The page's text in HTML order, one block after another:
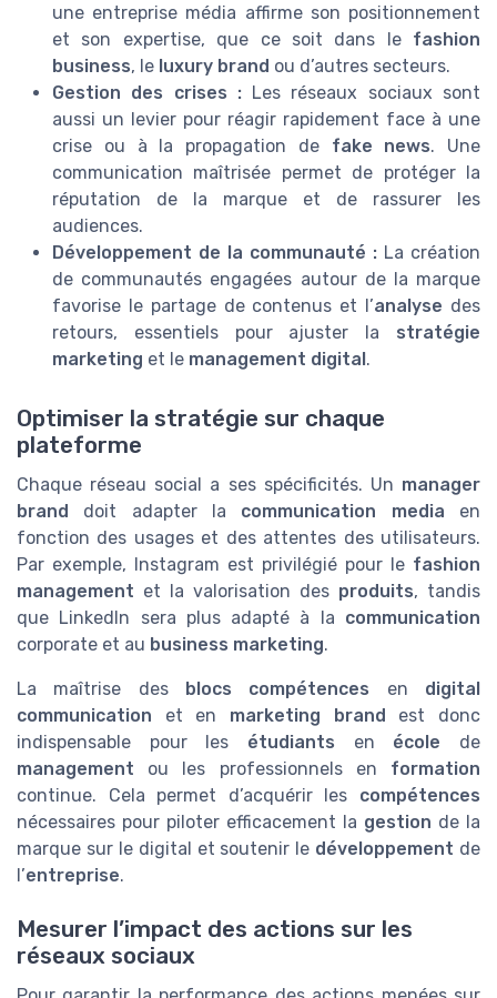
une entreprise média affirme son positionnement
et son expertise, que ce soit dans le fashion
business, le luxury brand ou d’autres secteurs.
Gestion des crises :Les réseaux sociaux sont
aussi un levier pour réagir rapidement face à une
crise ou à la propagation de fake news. Une
communication maîtrisée permet de protéger la
réputation de la marque et de rassurer les
audiences.
Développement de la communauté : La création
de communautés engagées autour de la marque
favorise le partage de contenus et l’analyse des
retours, essentiels pour ajuster la stratégie
marketing et le management digital.
Optimiser la stratégie sur chaque
plateforme
Chaque réseau social a ses spécificités. Un manager
brand doit adapter la communication media en
fonction des usages et des attentes des utilisateurs.
Par exemple, Instagram est privilégié pour le fashion
management et la valorisation des produits, tandis
que LinkedIn sera plus adapté à la communication
corporate et au business marketing.
La maîtrise des blocs compétences en digital
communication et en marketing brand est donc
indispensable pour les étudiants en école de
management ou les professionnels en formation
continue. Cela permet d’acquérir les compétences
nécessaires pour piloter efficacement la gestion de la
marque sur le digital et soutenir le développement de
l’entreprise.
Mesurer l’impact des actions sur les
réseaux sociaux